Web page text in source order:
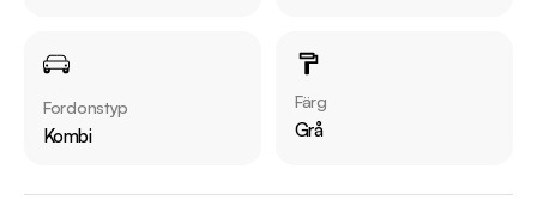
Vid blandad körning är förbrukning endast 0.46 l/mil
Besiktigad till och med 2027-03-31
Möjlighet till 12-60 månaders garanti
Servicehistorik:
Fordonstyp
Kombi
Färg
Grå